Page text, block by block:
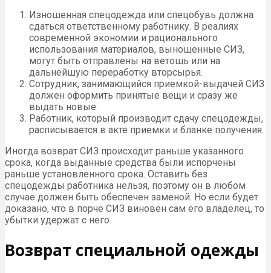
Изношенная спецодежда или спецобувь должна
сдаться ответственному работнику. В реалиях
современной экономии и рационального
использования материалов, выношенные СИЗ,
могут быть отправлены на ветошь или на
дальнейшую переработку вторсырья.
Сотрудник, занимающийся приемкой-выдачей СИЗ
должен оформить принятые вещи и сразу же
выдать новые.
Работник, который производит сдачу спецодежды,
расписывается в акте приемки и бланке получения.
Иногда возврат СИЗ происходит раньше указанного
срока, когда выданные средства были испорчены
раньше установленного срока. Оставить без
спецодежды работника нельзя, поэтому он в любом
случае должен быть обеспечен заменой. Но если будет
доказано, что в порче СИЗ виновен сам его владелец, то
убытки удержат с него.
Возврат специальной одежды